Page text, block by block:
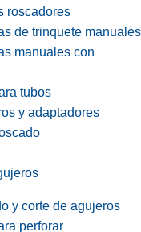
roscadores
de trinquete manuales
manuales con
tubos
y adaptadores
y corte de agujeros
perforar